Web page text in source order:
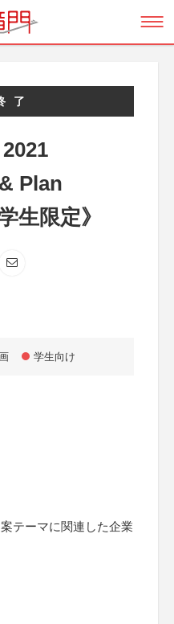
了
Plan
生限定》
学生向け
テーマに関連した企業